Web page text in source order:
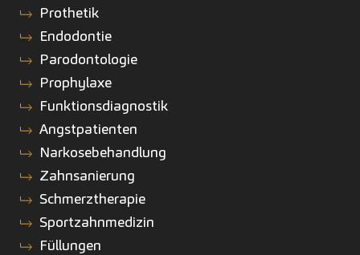
Prothetik
Endodontie
Parodontologie
Prophylaxe
Funktionsdiagnostik
Angstpatienten
Narkosebehandlung
Zahnsanierung
Schmerztherapie
Sportzahnmedizin
Füllungen